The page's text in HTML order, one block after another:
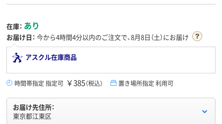
在庫： あり
お届け日： 今から4時間4分以内のご注文で、8月8日（土）にお届け
アスクル在庫商品
時間帯指定 指定可 ￥385（税込） 置き場所指定 利用可
お届け先住所：
東京都江東区